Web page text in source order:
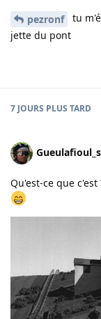
pezronf
tu
jette du pont
7 JOURS PLUS TARD
Qu'est-ce que